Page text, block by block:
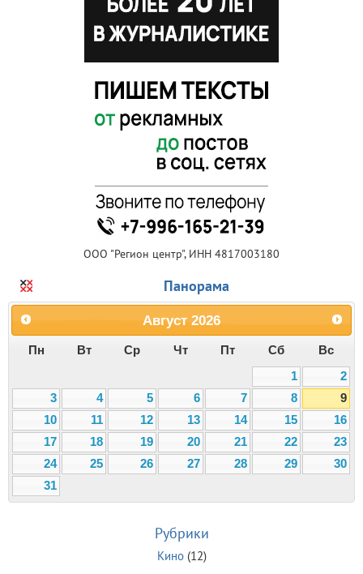
ООО "Регион центр", ИНН 4817003180
Панорама
Август 2026
Пн Вт Ср Чт Пт Сб
Вс
1
2
3
4 5 6 7 8
9
10
11 12 13 14 15
16
17
18 19 20 21 22
23
24
25 26 27 28 29
30
31
Рубрики
Кино(12)